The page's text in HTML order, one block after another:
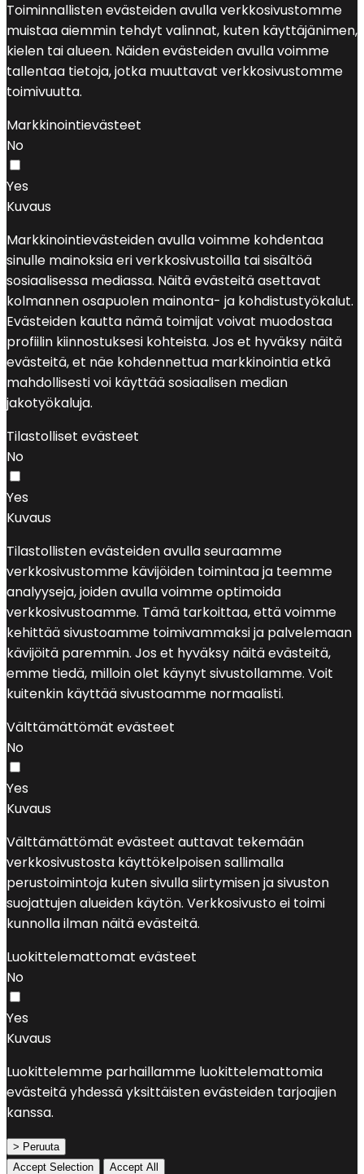
Toiminnallisten evästeiden avulla verkkosivustomme
muistaa aiemmin tehdyt valinnat, kuten käyttäjänimen,
kielen tai alueen. Näiden evästeiden avulla voimme
tallentaa tietoja, jotka muuttavat verkkosivustomme
toimivuutta.
Markkinointievästeet
No
Yes
Kuvaus
Markkinointievästeiden avulla voimme kohdentaa
sinulle mainoksia eri verkkosivustoilla tai sisältöä
sosiaalisessa mediassa. Näitä evästeitä asettavat
kolmannen osapuolen mainonta- ja kohdistustyökalut.
Evästeiden kautta nämä toimijat voivat muodostaa
profiilin kiinnostuksesi kohteista. Jos et hyväksy näitä
evästeitä, et näe kohdennettua markkinointia etkä
mahdollisesti voi käyttää sosiaalisen median
jakotyökaluja.
Tilastolliset evästeet
No
Yes
Kuvaus
Tilastollisten evästeiden avulla seuraamme
verkkosivustomme kävijöiden toimintaa ja teemme
analyyseja, joiden avulla voimme optimoida
verkkosivustoamme. Tämä tarkoittaa, että voimme
kehittää sivustoamme toimivammaksi ja palvelemaan
kävijöitä paremmin. Jos et hyväksy näitä evästeitä,
emme tiedä, milloin olet käynyt sivustollamme. Voit
kuitenkin käyttää sivustoamme normaalisti.
Välttämättömät evästeet
No
Yes
Kuvaus
Välttämättömät evästeet auttavat tekemään
verkkosivustosta käyttökelpoisen sallimalla
perustoimintoja kuten sivulla siirtymisen ja sivuston
suojattujen alueiden käytön. Verkkosivusto ei toimi
kunnolla ilman näitä evästeitä.
Luokittelemattomat evästeet
No
Yes
Kuvaus
Luokittelemme parhaillamme luokittelemattomia
evästeitä yhdessä yksittäisten evästeiden tarjoajien
kanssa.
> Peruuta
Accept Selection
Accept All